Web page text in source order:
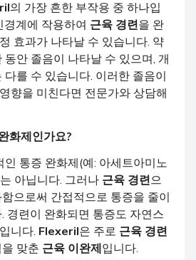
의 가장 흔한 부작용 중 하나입
경계에 작용하여 근육 경련을 완
효과가 나타날 수 있습니다. 약
안 졸음이 나타날 수 있으며, 개
다를 수 있습니다. 이러한 졸음이
향을 미친다면 전문가와 상담해
화제인가요?
인 통증 완화제(예: 아세트아미노
아닙니다. 그러나 근육 경련으
으로써 간접적으로 통증을 줄이
경련이 완화되면 통증도 자연스
니다. Flexeril은 주로 근육 경련
맞춘 근육 이완제입니다.